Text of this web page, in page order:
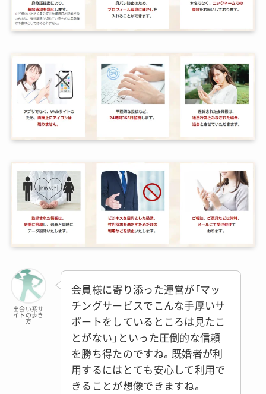
出会い系サ
イトの歩き
方
会員様に寄り添った運営が「マッ
チングサービスでこんな手厚いサ
ポートをしているところは見たこ
とがない」といった圧倒的な信頼
を勝ち得たのですね。既婚者が利
用するにはとても安心して利用で
きることが想像できますね。